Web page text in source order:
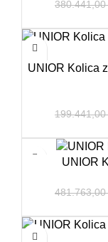
380.441,00
UNIOR Kolica
199.441,00
UNIOR
481.763,00